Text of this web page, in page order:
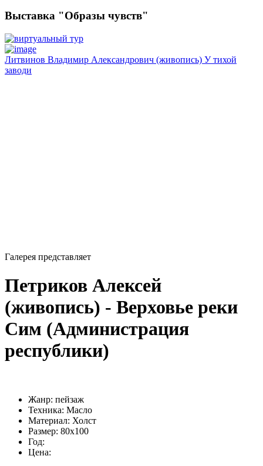
Выставка "Образы чувств"
Литвинов Владимир Александрович (живопись) У тихой
заводи
Галерея представляет
Петриков Алексей
(живопись) - Верховье реки
Сим (Администрация
республики)
Жанр: пейзаж
Техника: Масло
Материал: Холст
Размер: 80х100
Год:
Цена: